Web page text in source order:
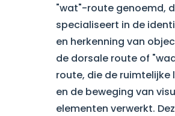
"wat"-route genoemd,
specialiseert in de
en herkenning van
de dorsale route of
route, die de ruimtelijke
en de beweging van
elementen verwerkt.